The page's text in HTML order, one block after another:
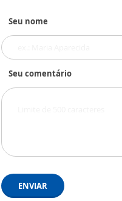
Seu nome
Seu comentário
ENVIAR